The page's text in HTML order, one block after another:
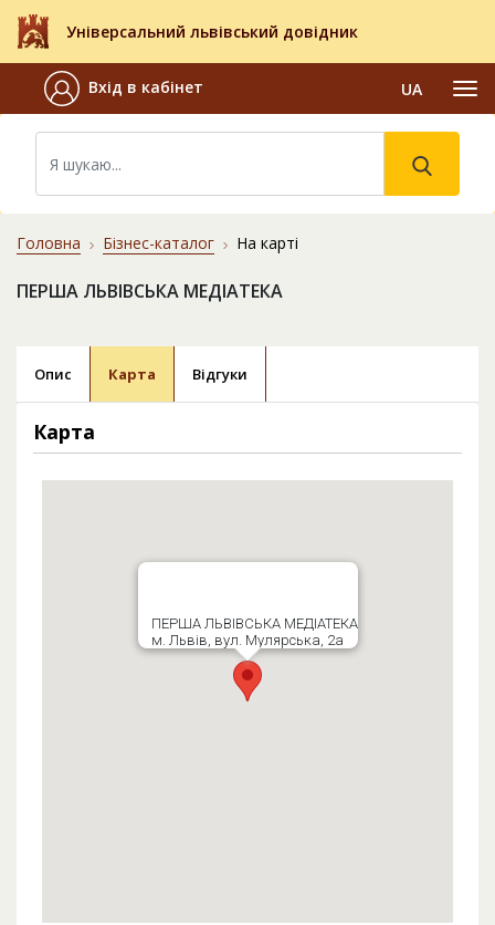
Універсальний львівський довідник
Вхід в кабінет UA
Головна Бізнес-каталог На карті
ПЕРША ЛЬВІВСЬКА МЕДІАТЕКА
Опис Карта Відгуки
Карта
ПЕРША ЛЬВІВСЬКА МЕДІАТЕКА
м. Львів, вул. Мулярська, 2а